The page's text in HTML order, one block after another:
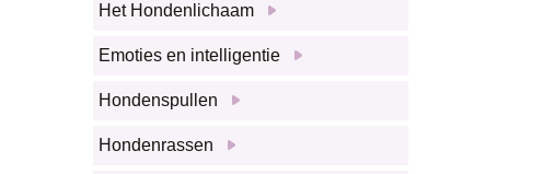
Het Hondenlichaam
Emoties en intelligentie
Hondenspullen
Hondenrassen